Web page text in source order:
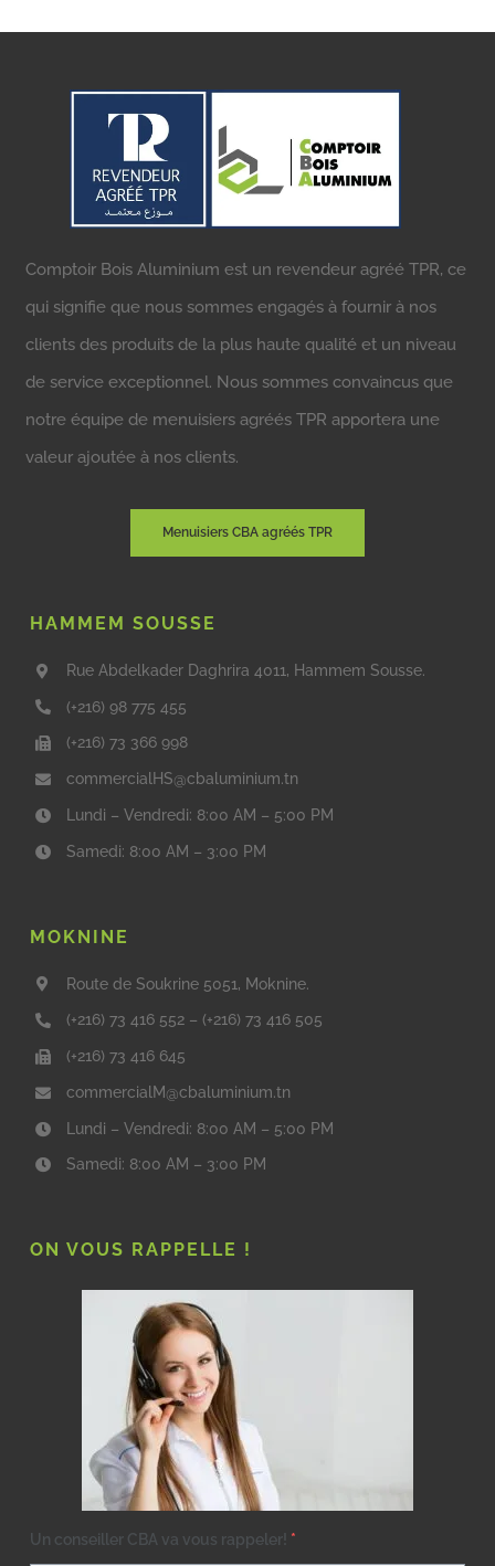
Comptoir Bois Aluminium est un revendeur agréé TPR, ce
qui signifie que nous sommes engagés à fournir à nos
clients des produits de la plus haute qualité et un niveau
de service exceptionnel. Nous sommes convaincus que
notre équipe de menuisiers agréés TPR apportera une
valeur ajoutée à nos clients.
Menuisiers CBA agréés TPR
HAMMEM SOUSSE
Rue Abdelkader Daghrira 4011, Hammem Sousse.
(+216) 98 775 455
(+216) 73 366 998
commercialHS@cbaluminium.tn
Lundi – Vendredi: 8:00 AM – 5:00 PM
Samedi: 8:00 AM – 3:00 PM
MOKNINE
Route de Soukrine 5051, Moknine.
(+216) 73 416 552 – (+216) 73 416 505
(+216) 73 416 645
commercialM@cbaluminium.tn
Lundi – Vendredi: 8:00 AM – 5:00 PM
Samedi: 8:00 AM – 3:00 PM
ON VOUS RAPPELLE !
Un conseiller CBA va vous rappeler! *